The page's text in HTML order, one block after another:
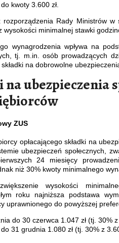
kwoty 3.600 zł.
rozporządzenia Rady Ministrów w
wysokości minimalnej stawki
wynagrodzenia wpływa na
tj. m.in. osób prowadzących
składki na dobrowolne
na ubezpieczenia
ZUS
opłacającego składki na
ubezpieczeń społecznych,
24 miesięcy
niż 30% kwoty minimalnego
wysokości
roku najniższa podstawa
uprawnionego do powyższej
do 30 czerwca 1.047 zł (tj. 30% z
31 grudnia 1.080 zł (tj. 30% z